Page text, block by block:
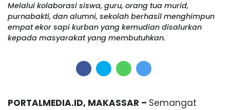
Melalui kolaborasi siswa, guru, orang tua murid,
purnabakti, dan alumni, sekolah berhasil menghimpun
empat ekor sapi kurban yang kemudian disalurkan
kepada masyarakat yang membutuhkan.
PORTALMEDIA.ID, MAKASSAR – Semangat